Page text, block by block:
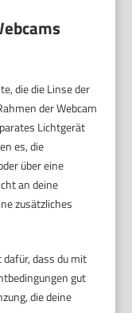
die die Linse der
der Webcam
Lichtgerät
es, die
über eine
an deine
zusätzliches
dass du mit
gut
die deine